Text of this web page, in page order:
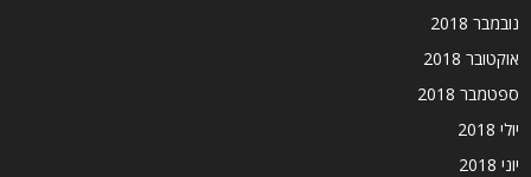
נובמבר 2018
אוקטובר 2018
ספטמבר 2018
יולי 2018
יוני 2018